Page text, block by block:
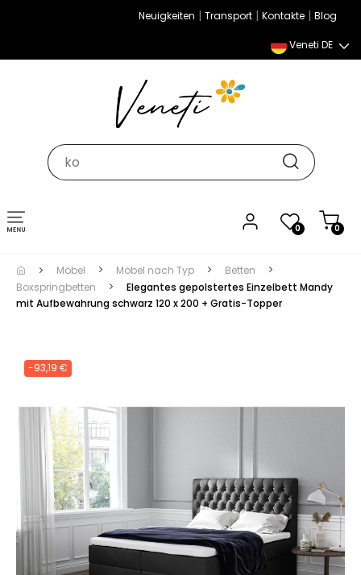
Neuigkeiten | Transport | Kontakte | Blog
Veneti DE
0 0
Umschalten
der
Navigation
Möbel Möbel nach Typ
Betten
Boxspringbetten
Elegantes gepolstertes Einzelbett Mandy
mit Aufbewahrung schwarz 120 x 200 + Gratis-Topper
-93,19 €